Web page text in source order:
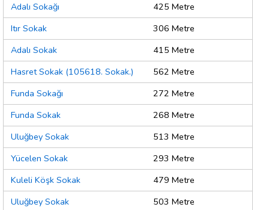
Adalı Sokağı
425 Metre
Itır Sokak
306 Metre
Adalı Sokak
415 Metre
Hasret Sokak (105618. Sokak.)
562 Metre
Funda Sokağı
272 Metre
Funda Sokak
268 Metre
Uluğbey Sokak
513 Metre
Yücelen Sokak
293 Metre
Kuleli Köşk Sokak
479 Metre
Uluğbey Sokak
503 Metre